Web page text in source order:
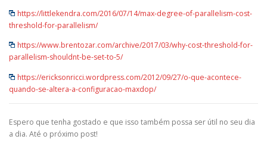
https://littlekendra.com/2016/07/14/max-degree-of-parallelism-cost-
threshold-for-parallelism/
https://www.brentozar.com/archive/2017/03/why-cost-threshold-for-
parallelism-shouldnt-be-set-to-5/
https://ericksonricci.wordpress.com/2012/09/27/o-que-acontece-
quando-se-altera-a-configuracao-maxdop/
Espero que tenha gostado e que isso também possa ser útil no seu dia
a dia. Até o próximo post!